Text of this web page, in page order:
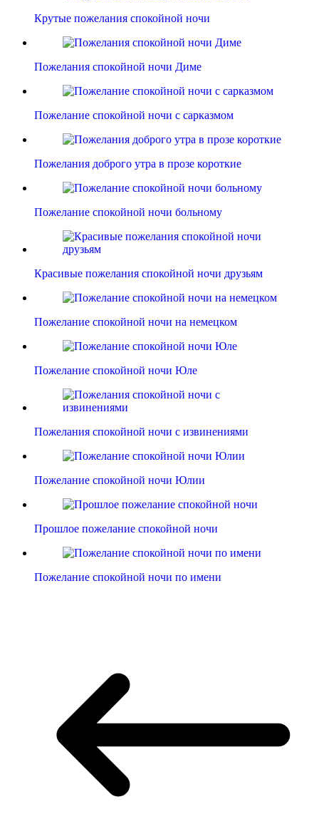
Крутые пожелания спокойной ночи
Пожелания спокойной ночи Диме
Пожелание спокойной ночи с сарказмом
Пожелания доброго утра в прозе короткие
Пожелание спокойной ночи больному
Красивые пожелания спокойной ночи друзьям
Пожелание спокойной ночи на немецком
Пожелание спокойной ночи Юле
Пожелания спокойной ночи с извинениями
Пожелание спокойной ночи Юлии
Прошлое пожелание спокойной ночи
Пожелание спокойной ночи по имени